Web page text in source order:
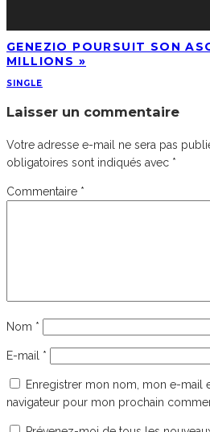
GENEZIO POURSUIT SON
MILLIONS »
SINGLE
Laisser un commentaire
Votre adresse e-mail ne sera pas
obligatoires sont indiqués avec *
Commentaire *
Nom *
E-mail *
Enregistrer mon nom, mon e-mail
navigateur pour mon prochain